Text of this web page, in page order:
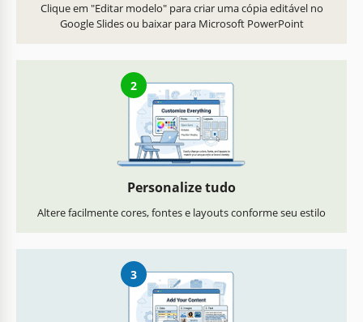
Clique em "Editar modelo" para criar uma cópia editável no
Google Slides ou baixar para Microsoft PowerPoint
2
Personalize tudo
Altere facilmente cores, fontes e layouts conforme seu estilo
3